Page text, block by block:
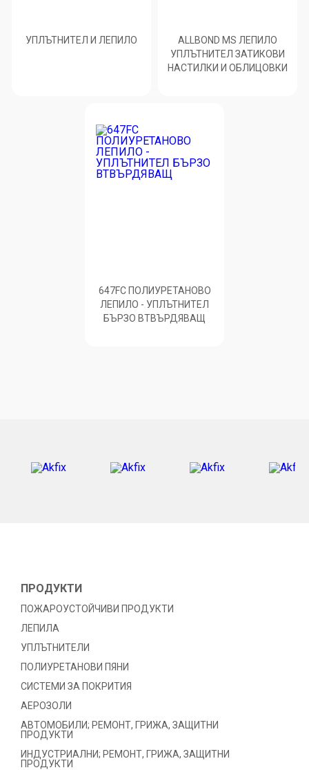
УПЛЪТНИТЕЛ И ЛЕПИЛО
ALLBOND MS ЛЕПИЛО
УПЛЪТНИТЕЛ ЗАТИКОВИ
НАСТИЛКИ И ОБЛИЦОВКИ
647FC ПОЛИУРЕТАНОВО
ЛЕПИЛО - УПЛЪТНИТЕЛ
БЪРЗО ВТВЪРДЯВАЩ
ПРОДУКТИ
ПОЖАРОУСТОЙЧИВИ ПРОДУКТИ
ЛЕПИЛА
УПЛЪТНИТЕЛИ
ПОЛИУРЕТАНОВИ ПЯНИ
СИСТЕМИ ЗА ПОКРИТИЯ
АЕРОЗОЛИ
АВТОМОБИЛИ; РЕМОНТ, ГРИЖА, ЗАЩИТНИ
ПРОДУКТИ
ИНДУСТРИАЛНИ; РЕМОНТ, ГРИЖА, ЗАЩИТНИ
ПРОДУКТИ